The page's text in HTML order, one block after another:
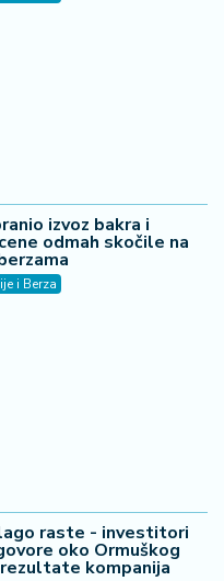
izvoz bakra i
odmah skočile na
i Berza
raste - investitori
oko Ormuškog
kompanija